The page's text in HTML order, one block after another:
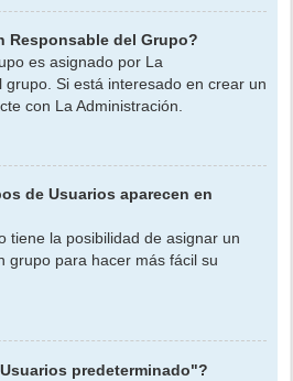
Responsable del Grupo?
es asignado por La
Si está interesado en crear un
con La Administración.
de Usuarios aparecen en
tiene la posibilidad de asignar un
grupo para hacer más fácil su
predeterminado"?